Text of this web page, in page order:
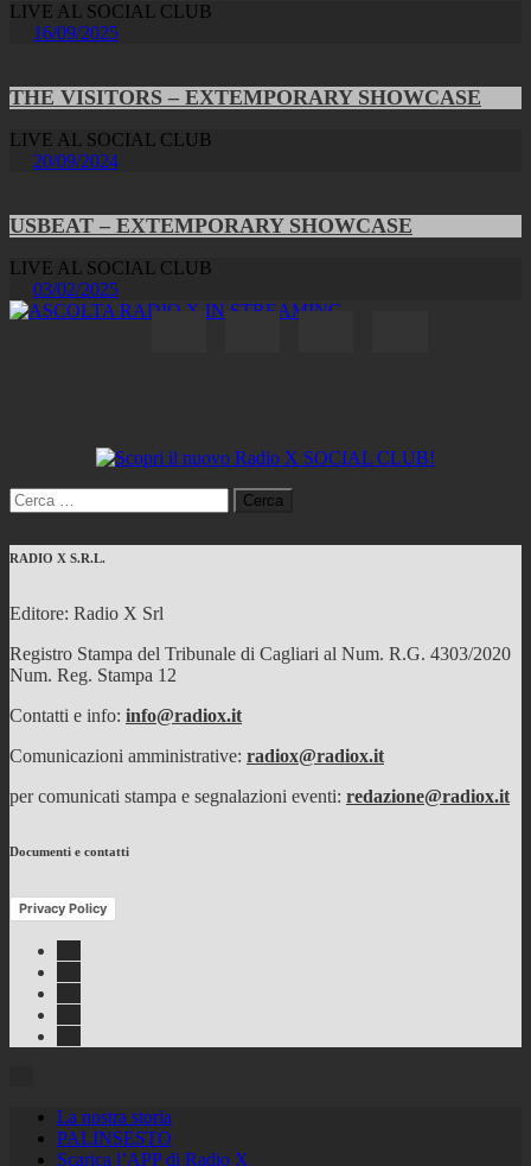
LIVE AL SOCIAL CLUB
16/09/2025
THE VISITORS – EXTEMPORARY SHOWCASE
LIVE AL SOCIAL CLUB
20/09/2024
USBEAT – EXTEMPORARY SHOWCASE
LIVE AL SOCIAL CLUB
03/02/2025
Ricerca
per:
RADIO X S.R.L.
Editore: Radio X Srl
Registro Stampa del Tribunale di Cagliari al Num. R.G. 4303/2020
Num. Reg. Stampa 12
Contatti e info: info@radiox.it
Comunicazioni amministrative: radiox@radiox.it
per comunicati stampa e segnalazioni eventi: redazione@radiox.it
Documenti e contatti
Privacy Policy
La nostra storia
PALINSESTO
Scarica l’APP di Radio X